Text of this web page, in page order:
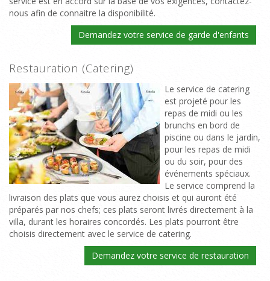
nous afin de connaitre la disponibilité.
Demandez votre service de garde d'enfants
Restauration (Catering)
Le service de catering
est projeté pour les
repas de midi ou les
brunchs en bord de
piscine ou dans le jardin,
pour les repas de midi
ou du soir, pour des
événements spéciaux.
Le service comprend la
livraison des plats que vous aurez choisis et qui auront été
préparés par nos chefs; ces plats seront livrés directement à la
villa, durant les horaires concordés. Les plats pourront être
choisis directement avec le service de catering.
Demandez votre service de restauration